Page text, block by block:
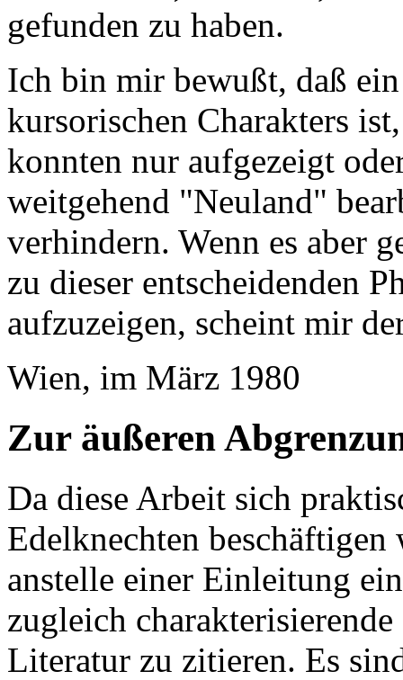
gefunden zu haben.
Ich bin mir bewußt, daß
kursorischen Charakters
konnten nur aufgezeigt
weitgehend "Neuland"
verhindern. Wenn es aber
zu dieser entscheidenden
aufzuzeigen, scheint mir
Wien, im März 1980
Zur äußeren
Da diese Arbeit sich
Edelknechten
anstelle einer Einleitung
zugleich
Literatur zu zitieren. Es